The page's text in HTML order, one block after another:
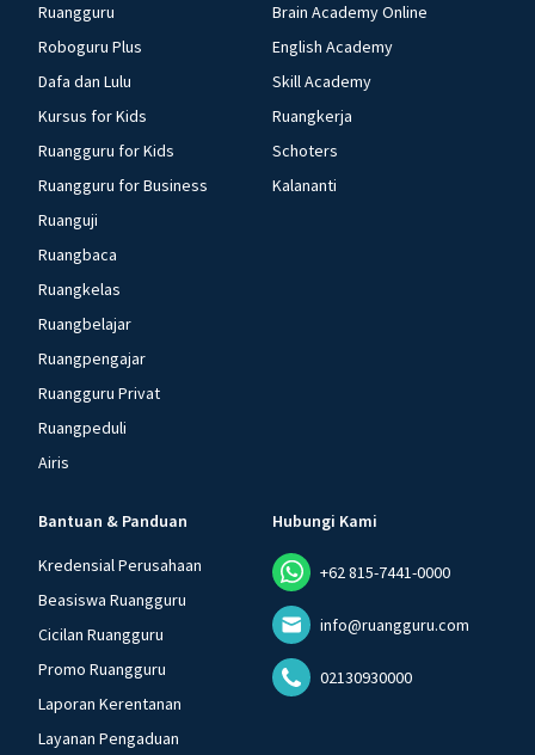
Ruangguru
Roboguru Plus
Dafa dan Lulu
Kursus for Kids
Ruangguru for Kids
Ruangguru for Business
Ruanguji
Ruangbaca
Ruangkelas
Ruangbelajar
Ruangpengajar
Ruangguru Privat
Ruangpeduli
Airis
Brain Academy Online
English Academy
Skill Academy
Ruangkerja
Schoters
Kalananti
Bantuan & Panduan
Kredensial Perusahaan
Beasiswa Ruangguru
Cicilan Ruangguru
Promo Ruangguru
Laporan Kerentanan
Layanan Pengaduan
Hubungi Kami
+62 815-7441-0000
info@ruangguru.com
02130930000